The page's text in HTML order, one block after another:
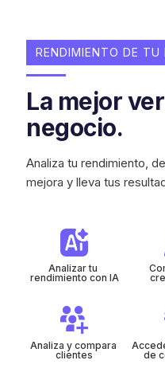
RENDIMIENTO DE TU
La mejor
negocio.
Analiza tu rendimiento,
mejora y lleva tus
Analizar tu
rendimiento con IA
Analiza y compara
clientes
de